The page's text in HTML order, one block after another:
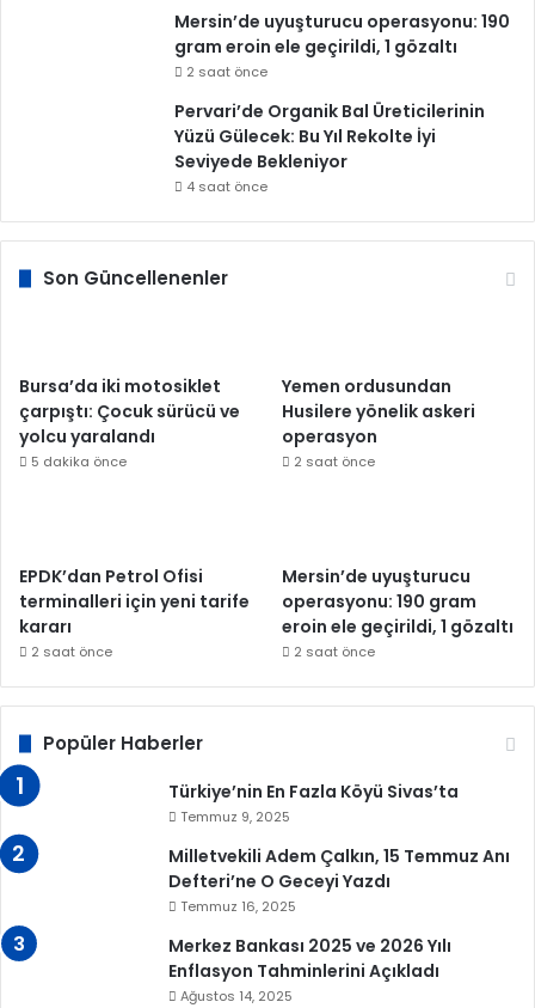
Mersin’de uyuşturucu operasyonu: 190
gram eroin ele geçirildi, 1 gözaltı
2 saat önce
Pervari’de Organik Bal Üreticilerinin
Yüzü Gülecek: Bu Yıl Rekolte İyi
Seviyede Bekleniyor
4 saat önce
Son Güncellenenler
Bursa’da iki motosiklet
çarpıştı: Çocuk sürücü ve
yolcu yaralandı
5 dakika önce
Yemen ordusundan
Husilere yönelik askeri
operasyon
2 saat önce
EPDK’dan Petrol Ofisi
terminalleri için yeni tarife
kararı
2 saat önce
Mersin’de uyuşturucu
operasyonu: 190 gram
eroin ele geçirildi, 1 gözaltı
2 saat önce
Popüler Haberler
Türkiye’nin En Fazla Köyü Sivas’ta
Temmuz 9, 2025
Milletvekili Adem Çalkın, 15 Temmuz Anı
Defteri’ne O Geceyi Yazdı
Temmuz 16, 2025
Merkez Bankası 2025 ve 2026 Yılı
Enflasyon Tahminlerini Açıkladı
Ağustos 14, 2025